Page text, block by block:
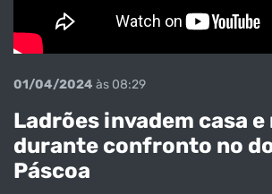
01/04/2024 às 08:29
Ladrões invadem casa
durante confronto no
Páscoa